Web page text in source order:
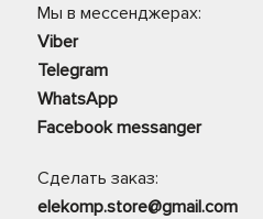
Мы в мессенджерах:
Viber
Telegram
WhatsApp
Facebook messanger
Сделать заказ:
elekomp.store@gmail.com